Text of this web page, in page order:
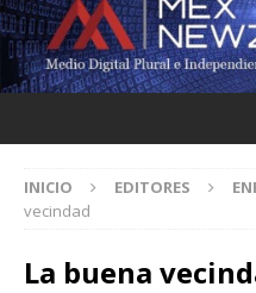
INICIO EDITORES
vecindad
La buena